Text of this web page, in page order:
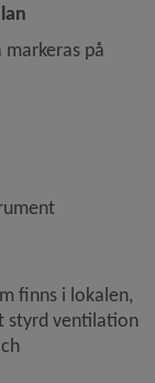
på
finns i lokalen,
styrd ventilation